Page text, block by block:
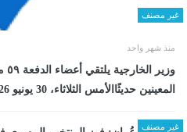
غير مصنف
منذ شهر واحد
المعينين حديثًاالأمس الثلاثاء، 30 يونيو 2026 03:39 مـ
غير مصنف